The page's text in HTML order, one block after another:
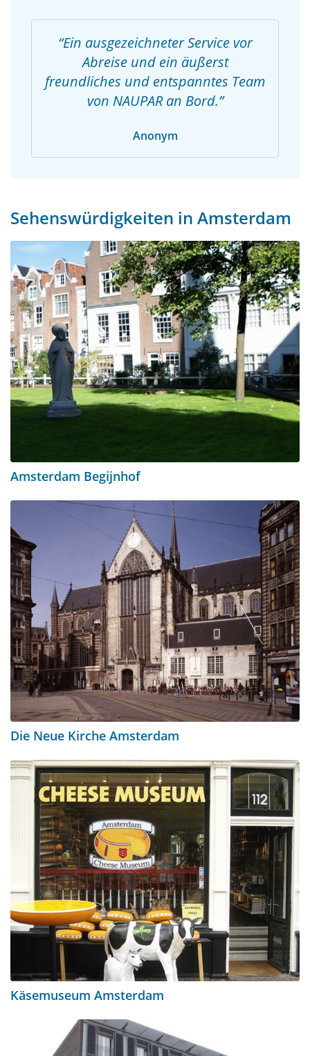
Ein ausgezeichneter Service vor
Abreise und ein äußerst
freundliches und entspanntes Team
von NAUPAR an Bord.
Anonym
Sehenswürdigkeiten in Amsterdam
Amsterdam Begijnhof
Die Neue Kirche Amsterdam
Käsemuseum Amsterdam